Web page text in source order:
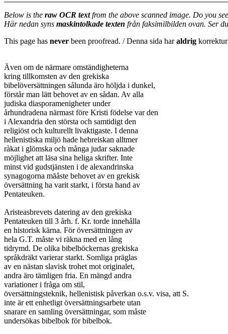
Below is the raw OCR textfrom the above scanned image. Do you
Här nedan syns maskintolkade texten från faksimilbilden ovan. Ser
This page has never been proofread. / Denna sida haraldrig
Även om de närmare omständigheterna
kring tillkomsten av den grekiska
bibelöversättningen sålunda äro höljda i dunkel,
förstår man lätt behovet av en sådan. Av alla
judiska diasporamenigheter under
århundradena närmast före Kristi födelse var den
i Alexandria den största och samtidigt den
religiöst och kulturellt livaktigaste. I denna
hellenistiska miljö hade hebreiskan alltmer
ràkat i glömska och många judar saknade
möjlighet att läsa sina heliga skrifter. Inte
minst vid gudstjänsten i de alexandrinska
synagogorna māåste behovet av en grekisk
översättning ha varit starkt, i första hand av
Pentateuken.
Aristeasbrevets datering av den grekiska
Pentateuken till 3 årh. f. Kr. torde innehålla
en historisk kärna. För översättningen av
hela G.T. måste vi räkna med en lång
tidrymd. De olika bibelböckernas grekiska
språkdräkt varierar starkt. Somliga präglas
av en nästan slavisk trohet mot originalet,
andra äro tämligen fria. En mängd andra
variationer i fråga om stil,
översättningsteknik, hellenistisk påverkan o.s.v. visa, att S.
inte är ett enhetligt översättningsarbete utan
snarare en samling översättningar, som måste
undersökas bibelbok för bibelbok.